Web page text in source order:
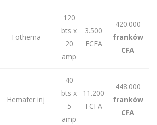
Tothema
120
bts x
20
amp
3.500
FCFA
420.000
franków
CFA
Hemafer inj
40
bts x
5
amp
11.200
FCFA
448.000
franków
CFA